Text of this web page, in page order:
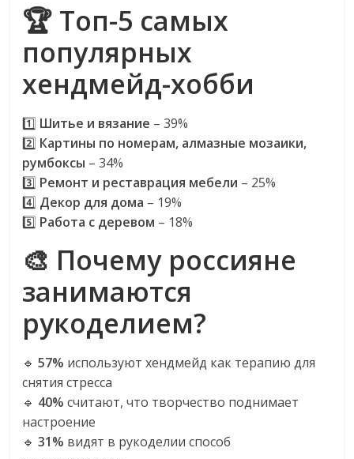
людей
обсудить
изменения
читателем.
🏆 Топ-5 самых
популярных
хендмейд-хобби
1️⃣ Шитье и вязание – 39%
2️⃣ Картины по номерам, алмазные мозаики,
румбоксы – 34%
3️⃣ Ремонт и реставрация мебели – 25%
4️⃣ Декор для дома – 19%
5️⃣ Работа с деревом – 18%
🎨 Почему россияне
занимаются
рукоделием?
🔹57% используют хендмейд как терапию для
снятия стресса
🔹 40% считают, что творчество поднимает
настроение
🔹31% видят в рукоделии способ